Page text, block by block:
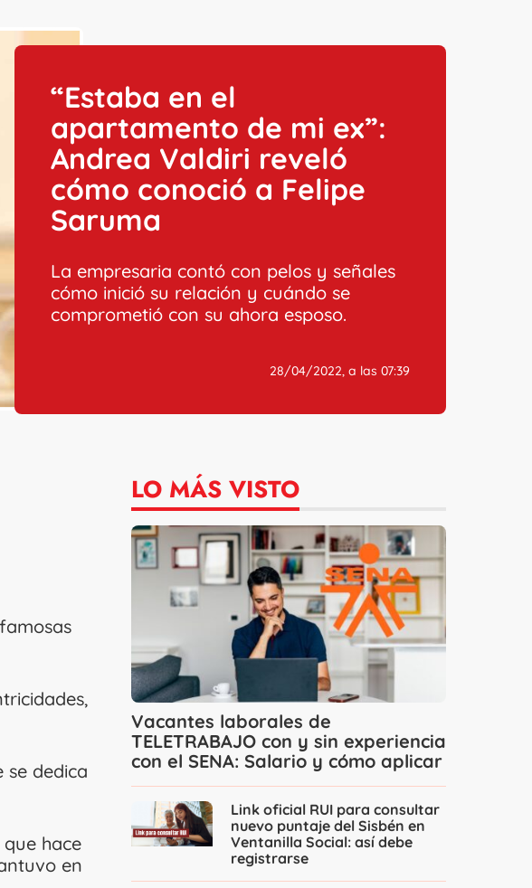
“Estaba en el
apartamento de mi ex”:
Andrea Valdiri reveló
cómo conoció a Felipe
Saruma
La empresaria contó con pelos y señales
cómo inició su relación y cuándo se
comprometió con su ahora esposo.
28/04/2022, a las 07:39
se dedica
hace
en
LO MÁS VISTO
Vacantes laborales de
TELETRABAJO con y sin experiencia
con el SENA: Salario y cómo aplicar
Link oficial RUI para consultar
nuevo puntaje del Sisbén en
Ventanilla Social: así debe
registrarse